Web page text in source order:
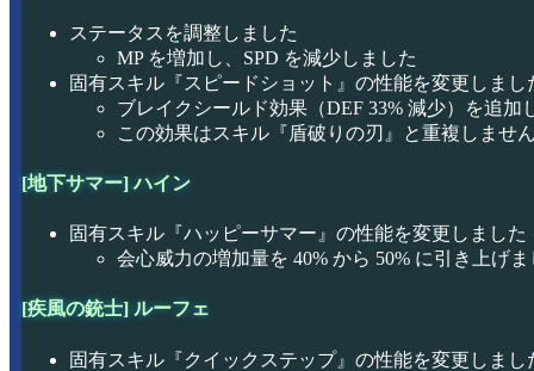
ステータスを調整しました
MP を増加し、SPD を減少しました
固有スキル『スピードショット』の性能を変更しまし
ブレイクシールド効果（DEF 33% 減少）を追加
この効果はスキル『盾破りの刃』と重複しませ
[地下サマー] ハイン
固有スキル『ハッピーサマー』の性能を変更しました
会心威力の増加量を 40% から 50% に引き上げま
[疾風の銃士] ルーフェ
固有スキル『クイックステップ』の性能を変更しまし